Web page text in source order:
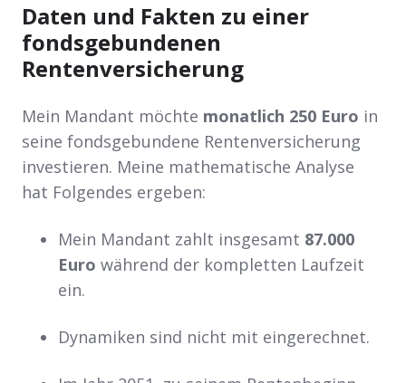
Daten und Fakten zu einer
fondsgebundenen
Rentenversicherung
Mein Mandant möchte monatlich 250 Euro in
seine fondsgebundene Rentenversicherung
investieren. Meine mathematische Analyse
hat Folgendes ergeben:
Mein Mandant zahlt insgesamt 87.000
Euro während der kompletten Laufzeit
ein.
Dynamiken sind nicht mit eingerechnet.